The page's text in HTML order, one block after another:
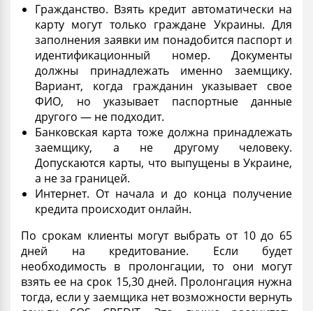
Гражданство. Взять кредит автоматически на
карту могут только граждане Украины. Для
заполнения заявки им понадобится паспорт и
идентификационный номер. Документы
должны принадлежать именно заемщику.
Вариант, когда гражданин указывает свое
ФИО, но указывает паспортные данные
другого — не подходит.
Банковская карта тоже должна принадлежать
заемщику, а не другому человеку.
Допускаются карты, что выпущены в Украине,
а не за границей.
Интернет. От начала и до конца получение
кредита происходит онлайн.
По срокам клиенты могут выбрать от 10 до 65
дней на кредитование. Если будет
необходимость в пролонгации, то они могут
взять ее на срок 15,30 дней. Пролонгация нужна
тогда, если у заемщика нет возможности вернуть